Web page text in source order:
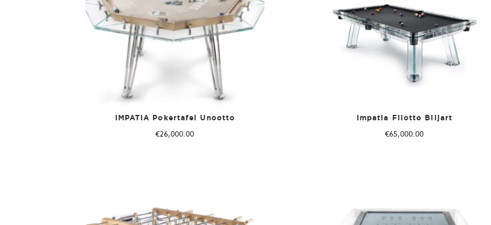
IMPATIA Pokertafel Unootto
€26,000.00
Impatia Filotto Biljart
€65,000.00